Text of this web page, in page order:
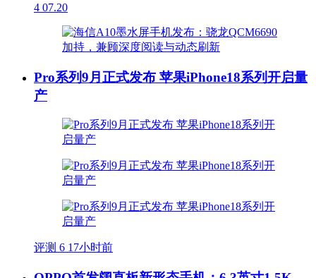
4 07.20
Pro系列9月正式发布 苹果iPhone18系列开启量
产
评测 6 17小时前